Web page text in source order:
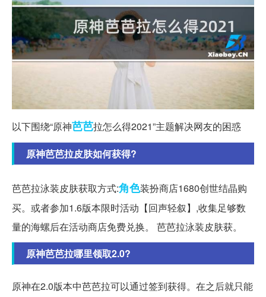
以下围绕“原神芭芭拉怎么得2021”主题解决网友的困惑
原神芭芭拉皮肤如何获得?
芭芭拉泳装皮肤获取方式:角色装扮商店1680创世结晶购
买。或者参加1.6版本限时活动【回声轻叙】,收集足够数
量的海螺后在活动商店免费兑换。 芭芭拉泳装皮肤获。
原神芭芭拉哪里领取2.0?
原神在2.0版本中芭芭拉可以通过签到获得。在之后就只能